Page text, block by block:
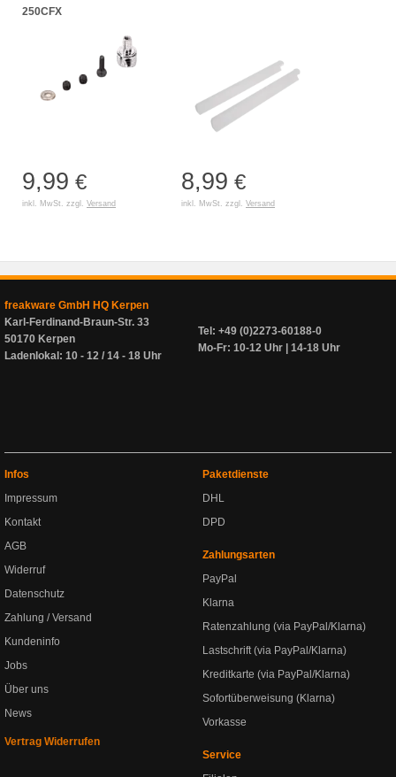
250CFX
9,99 €
inkl. MwSt. zzgl. Versand
8,99 €
inkl. MwSt. zzgl. Versand
freakware GmbH HQ Kerpen
Karl-Ferdinand-Braun-Str. 33
50170 Kerpen
Ladenlokal: 10 - 12 / 14 - 18 Uhr
Tel: +49 (0)2273-60188-0
Mo-Fr: 10-12 Uhr | 14-18 Uhr
Infos
Impressum
Kontakt
AGB
Widerruf
Datenschutz
Zahlung / Versand
Kundeninfo
Jobs
Über uns
News
Vertrag Widerrufen
Paketdienste
DHL
DPD
Zahlungsarten
PayPal
Klarna
Ratenzahlung (via PayPal/Klarna)
Lastschrift (via PayPal/Klarna)
Kreditkarte (via PayPal/Klarna)
Sofortüberweisung (Klarna)
Vorkasse
Service